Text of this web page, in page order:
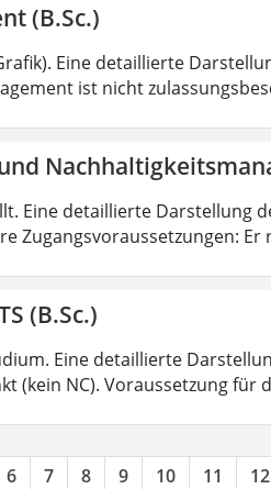
(B.Sc.)
Eine detaillierte
ist nicht
Eine detaillierte Darstellung
Zugangsvoraussetzungen:
(B.Sc.)
Eine detaillierte
(kein NC). Voraussetzung für
6 7 8 9 10 11 12